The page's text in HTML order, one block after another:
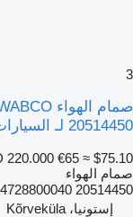
3
20514450 لـ السيارات القاطرة Volvo FM13
220.000 €65 ≈ $75.10
صمام الهواء
20514450 4728800040
إستونيا، Kõrveküla